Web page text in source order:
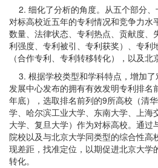
2. 细化了分析的角度。从五个部分、
对标高校近五年的专利情况和竞争力水
数量、法律状态、专利热点、贡献度、
利强度、专利被引、专利获奖）、专利
（合作专利、专利转移转化），以及北
3. 根据学校类型和学科特点，增加
发展中心发布的拥有有效发明专利排名
年底），选取排名前列的9所高校（清
学、哈尔滨工业大学、东南大学、上海
大学、复旦大学）作为对标高校。通过
院校以及与北京大学同类型的综合性高
现差距，找准定位，以期促进北京大学
转化。